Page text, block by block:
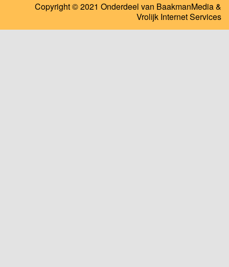
Copyright © 2021 Onderdeel van BaakmanMedia&
Vrolijk Internet Services